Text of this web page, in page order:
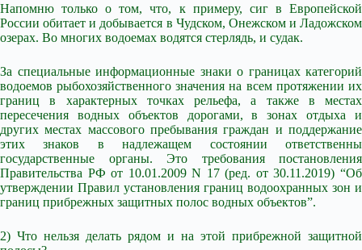
Напомню только о том, что, к примеру, сиг в Европейской
России обитает и добывается в Чудском, Онежском и Ладожском
озерах. Во многих водоемах водятся стерлядь, и судак.
За специальные информационные знаки о границах категорий
водоемов рыбохозяйственного значения на всем протяжении их
границ в характерных точках рельефа, а также в местах
пересечения водных объектов дорогами, в зонах отдыха и
других местах массового пребывания граждан и поддержание
этих знаков в надлежащем состоянии ответственны
государственные органы. Это требования постановления
Правительства РФ от 10.01.2009 N 17 (ред. от 30.11.2019) “Об
утверждении Правил установления границ водоохранных зон и
границ прибрежных защитных полос водных объектов”.
2) Что нельзя делать рядом и на этой прибрежной защитной